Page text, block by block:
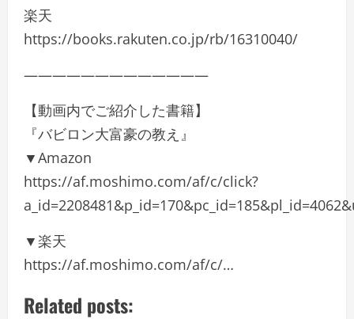
楽天
https://books.rakuten.co.jp/rb/16310040/
—————————————
【動画内でご紹介した書籍】
『バビロン大富豪の教え』
▼Amazon
https://af.moshimo.com/af/c/click?
▼楽天
https://af.moshimo.com/af/c/…
Related posts: